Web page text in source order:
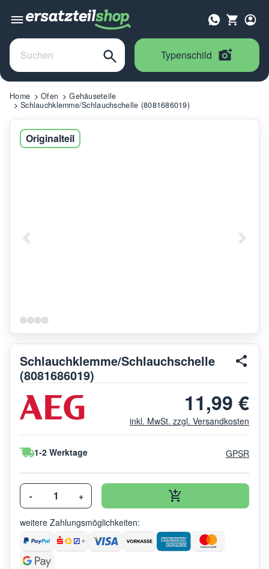
Typenschild
Home Ofen
Gehäuseteile
Schlauchklemme/Schlauchschelle (8081686019)
Originalteil
Schlauchklemme/Schlauchschelle
(8081686019)
11,99 €
inkl. MwSt. zzgl. Versandkosten
1-2 Werktage GPSR
- +
weitere Zahlungsmöglichkeiten: